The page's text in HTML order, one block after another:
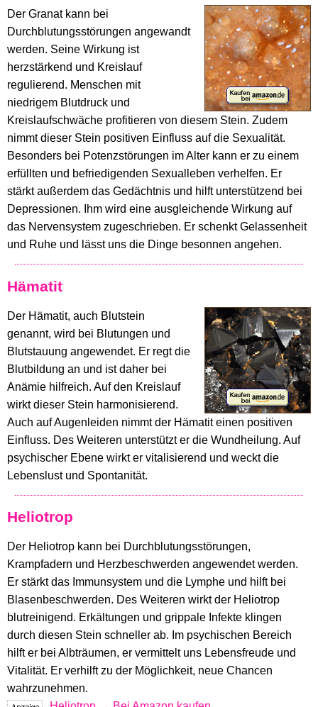
Der Granat kann bei
Durchblutungsstörungen angewandt
werden. Seine Wirkung ist
herzstärkend und Kreislauf
regulierend. Menschen mit
niedrigem Blutdruck und
Kreislaufschwäche profitieren von diesem Stein. Zudem
nimmt dieser Stein positiven Einfluss auf die Sexualität.
Besonders bei Potenzstörungen im Alter kann er zu einem
erfüllten und befriedigenden Sexualleben verhelfen. Er
stärkt außerdem das Gedächtnis und hilft unterstützend bei
Depressionen. Ihm wird eine ausgleichende Wirkung auf
das Nervensystem zugeschrieben. Er schenkt Gelassenheit
und Ruhe und lässt uns die Dinge besonnen angehen.
Hämatit
Der Hämatit, auch Blutstein
genannt, wird bei Blutungen und
Blutstauung angewendet. Er regt die
Blutbildung an und ist daher bei
Anämie hilfreich. Auf den Kreislauf
wirkt dieser Stein harmonisierend.
Auch auf Augenleiden nimmt der Hämatit einen positiven
Einfluss. Des Weiteren unterstützt er die Wundheilung. Auf
psychischer Ebene wirkt er vitalisierend und weckt die
Lebenslust und Spontanität.
Heliotrop
Der Heliotrop kann bei Durchblutungsstörungen,
Krampfadern und Herzbeschwerden angewendet werden.
Er stärkt das Immunsystem und die Lymphe und hilft bei
Blasenbeschwerden. Des Weiteren wirkt der Heliotrop
blutreinigend. Erkältungen und grippale Infekte klingen
durch diesen Stein schneller ab. Im psychischen Bereich
hilft er bei Albträumen, er vermittelt uns Lebensfreude und
Vitalität. Er verhilft zu der Möglichkeit, neue Chancen
wahrzunehmen.